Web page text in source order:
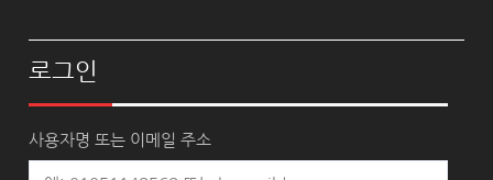
로그인
사용자명 또는 이메일 주소